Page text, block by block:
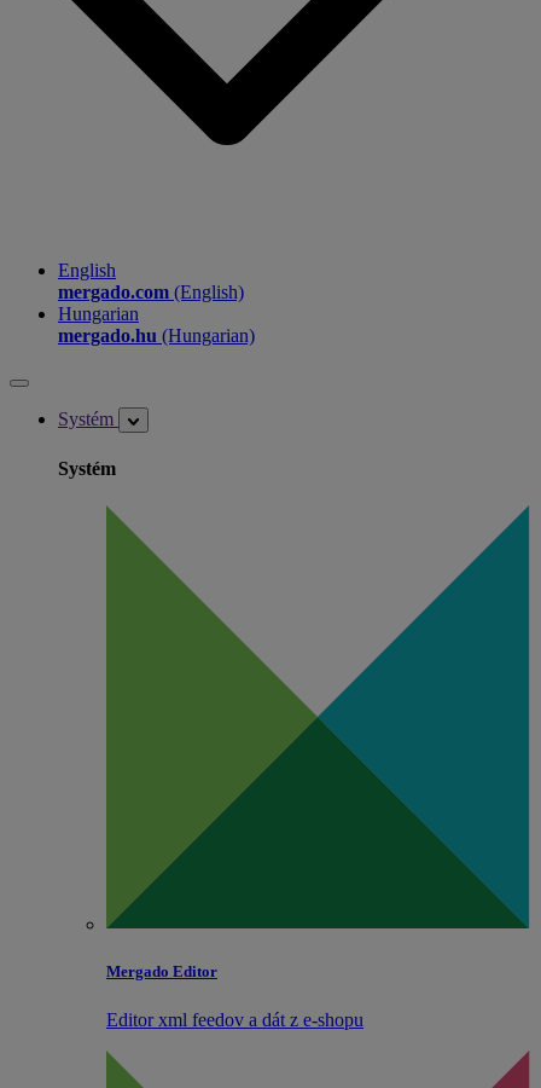
English
mergado.com (English)
Hungarian
mergado.hu (Hungarian)
Systém
Systém
Mergado Editor
Editor xml feedov a dát z e‑shopu